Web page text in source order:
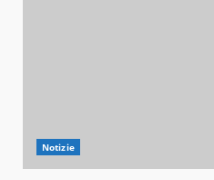
Notizie